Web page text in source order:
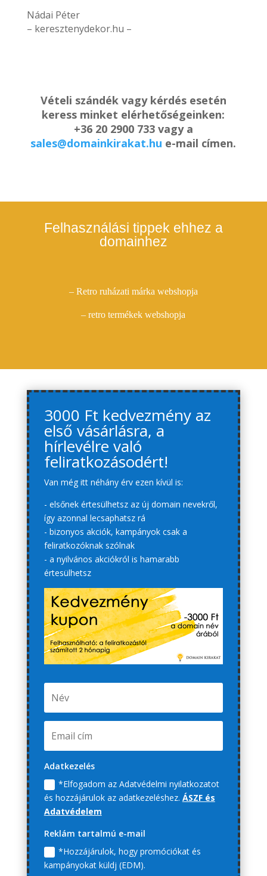
Nádai Péter
– keresztenydekor.hu –
Vételi szándék vagy kérdés esetén
keress minket elérhetőségeinken:
+36 20 2900 733 vagy a
sales@domainkirakat.hu e-mail címen.
Felhasználási tippek ehhez a
domainhez
– Retro ruházati márka webshopja
– retro termékek webshopja
3000 Ft kedvezmény az
első vásárlásra, a
hírlevélre való
feliratkozásodért!
Van még itt néhány érv ezen kívül is:
- elsőnek értesülhetsz az új domain nevekről,
így azonnal lecsaphatsz rá
- bizonyos akciók, kampányok csak a
feliratkozóknak szólnak
- a nyilvános akciókról is hamarabb
értesülhetsz
Adatkezelés
*Elfogadom az Adatvédelmi nyilatkozatot
és hozzájárulok az adatkezeléshez. ÁSZF és
Adatvédelem
Reklám tartalmú e-mail
*Hozzájárulok, hogy promóciókat és
kampányokat küldj (EDM).